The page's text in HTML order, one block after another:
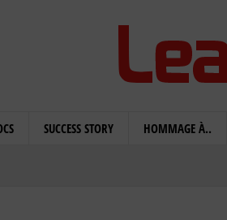
SUCCESS STORY HOMMAGE À..